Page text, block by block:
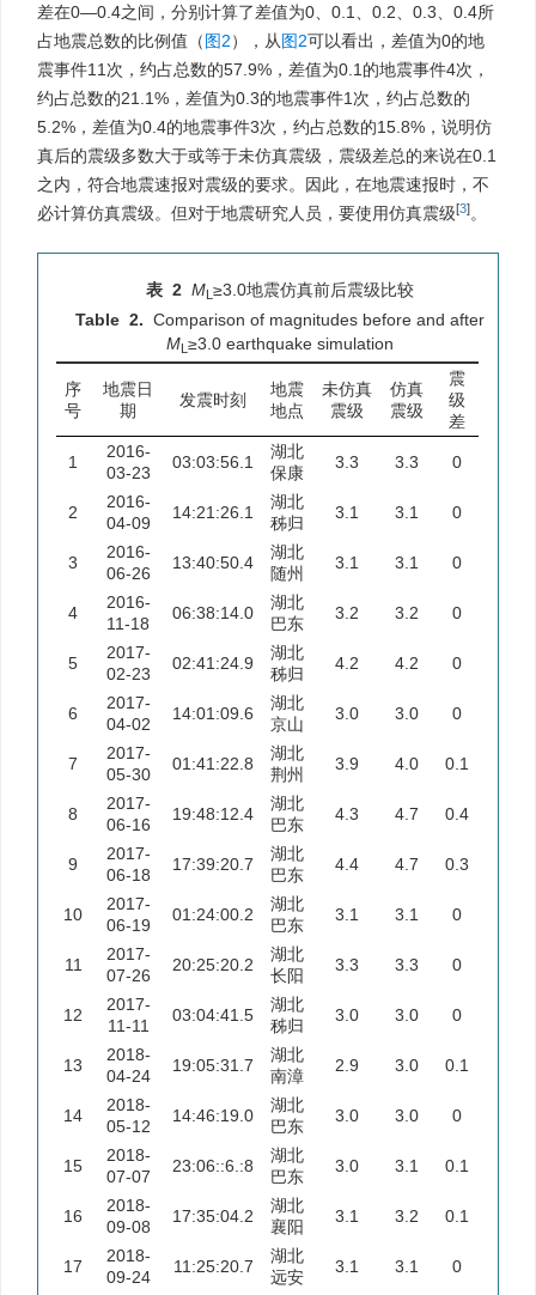
差在0—0.4之间，分别计算了差值为0、0.1、0.2、0.3、0.4所
占地震总数的比例值（图2），从图2可以看出，差值为0的地
震事件11次，约占总数的57.9%，差值为0.1的地震事件4次，
约占总数的21.1%，差值为0.3的地震事件1次，约占总数的
5.2%，差值为0.4的地震事件3次，约占总数的15.8%，说明仿
真后的震级多数大于或等于未仿真震级，震级差总的来说在0.1
之内，符合地震速报对震级的要求。因此，在地震速报时，不
必计算仿真震级。但对于地震研究人员，要使用仿真震级[3]。
表 2 ML ≥3.0地震仿真前后震级比较
Table 2. Comparison of magnitudes before and after
ML ≥3.0 earthquake simulation
序
号
地震日
期
发震时刻
地震
地点
未仿真
震级
仿真
震级
震
级
差
1
2016-
03-23
03:03:56.1
湖北
保康
3.3 3.3 0
2
2016-
04-09
14:21:26.1
湖北
秭归
3.1 3.1 0
3
2016-
06-26
13:40:50.4
湖北
随州
3.1 3.1 0
4
2016-
11-18
06:38:14.0
湖北
巴东
3.2 3.2 0
5
2017-
02-23
02:41:24.9
湖北
秭归
4.2 4.2 0
6
2017-
04-02
14:01:09.6
湖北
京山
3.0 3.0 0
7
2017-
05-30
01:41:22.8
湖北
荆州
3.9 4.0 0.1
8
2017-
06-16
19:48:12.4
湖北
巴东
4.3 4.7 0.4
9
2017-
06-18
17:39:20.7
湖北
巴东
4.4 4.7 0.3
10
2017-
06-19
01:24:00.2
湖北
巴东
3.1 3.1 0
11
2017-
07-26
20:25:20.2
湖北
长阳
3.3 3.3 0
12
2017-
11-11
03:04:41.5
湖北
秭归
3.0 3.0 0
13
2018-
04-24
19:05:31.7
湖北
南漳
2.9 3.0 0.1
14
2018-
05-12
14:46:19.0
湖北
巴东
3.0 3.0 0
15
2018-
07-07
23:06::6.:8
湖北
巴东
3.0 3.1 0.1
16
2018-
09-08
17:35:04.2
湖北
襄阳
3.1 3.2 0.1
17
2018-
09-24
11:25:20.7
湖北
远安
3.1 3.1 0